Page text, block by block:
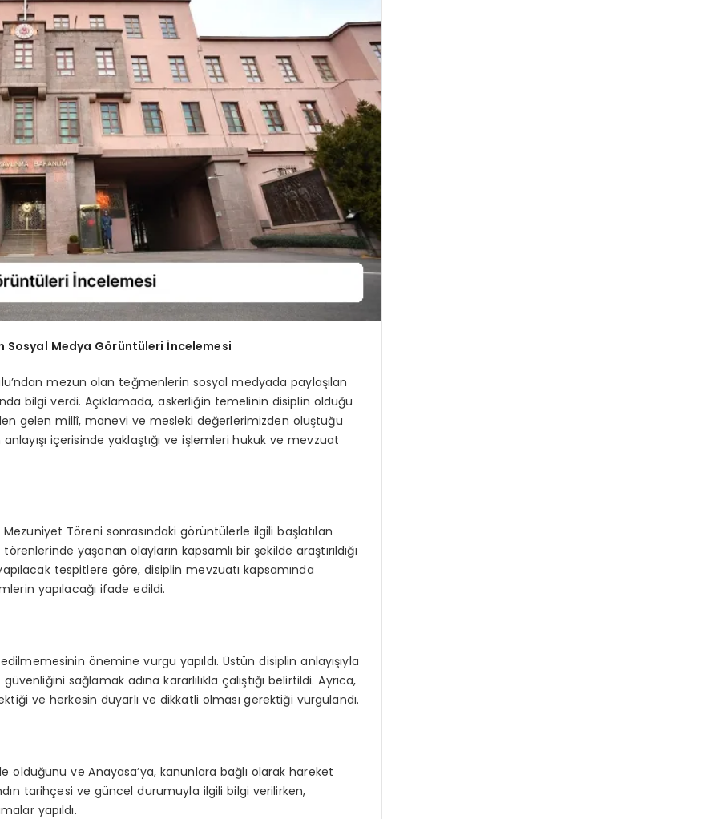
Sosyal Medya Görüntüleri İncelemesi
mezun olan teğmenlerin sosyal medyada paylaşılan
bilgi verdi. Açıklamada, askerliğin temelinin disiplin olduğu
gelen millî, manevi ve mesleki değerlerimizden oluştuğu
içerisinde yaklaştığı ve işlemleri hukuk ve mevzuat
Töreni sonrasındaki görüntülerle ilgili başlatılan
yaşanan olayların kapsamlı bir şekilde araştırıldığı
tespitlere göre, disiplin mevzuatı kapsamında
yapılacağı ifade edildi.
önemine vurgu yapıldı. Üstün disiplin anlayışıyla
sağlamak adına kararlılıkla çalıştığı belirtildi. Ayrıca,
ve herkesin duyarlı ve dikkatli olması gerektiği vurgulandı.
olduğunu ve Anayasa’ya, kanunlara bağlı olarak hareket
tarihçesi ve güncel durumuyla ilgili bilgi verilirken,
yapıldı.